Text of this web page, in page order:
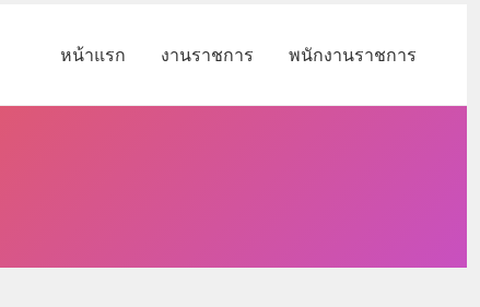
หน้าแรก งานราชการ พนักงานราชการ